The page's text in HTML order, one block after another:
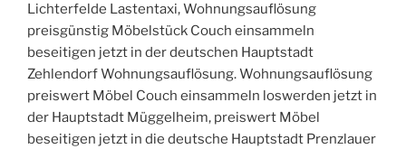
Lichterfelde Lastentaxi, Wohnungsauflösung
preisgünstig Möbelstück Couch einsammeln
beseitigen jetzt in der deutschen Hauptstadt
Zehlendorf Wohnungsauflösung. Wohnungsauflösung
preiswert Möbel Couch einsammeln loswerden jetzt in
der Hauptstadt Müggelheim, preiswert Möbel
beseitigen jetzt in die deutsche Hauptstadt Prenzlauer